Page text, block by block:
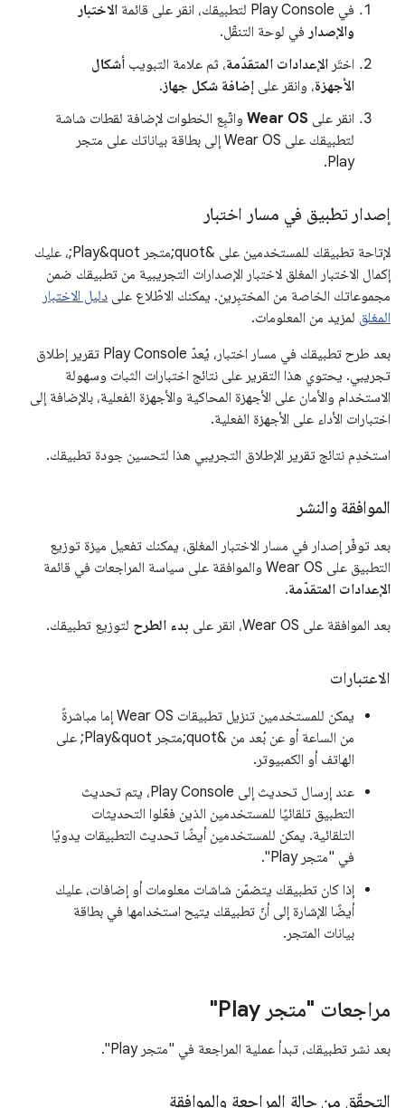
في Play Console لتطبيقك، انقر على قائمة
الاختبار
والإصدار في لوحة التنقّل.
اختَر الإعدادات المتقدّمة، ثم علامة التبويب أشكال
الأجهزة، وانقر على إضافة شكل جهاز.
انقر على Wear OS واتّبِع الخطوات لإضافة لقطات شاشة
لتطبيقك على Wear OS إلى بطاقة بياناتك على متجر
Play.
إصدار تطبيق في مسار اختبار
لإتاحة تطبيقك للمستخدمين على &quot;متجر Play&quot;، عليك
إكمال الاختبار المغلق لاختبار الإصدارات التجريبية من تطبيقك ضمن
مجموعاتك الخاصة من المختبِرين. يمكنك الاطّلاع على دليل الاختبار
المغلق لمزيد من المعلومات.
بعد طرح تطبيقك في مسار اختبار، يُعدّ Play Console تقرير إطلاق
تجريبي. يحتوي هذا التقرير على نتائج اختبارات الثبات وسهولة
الاستخدام والأمان على الأجهزة المحاكية والأجهزة الفعلية، بالإضافة إلى
اختبارات الأداء على الأجهزة الفعلية.
استخدِم نتائج تقرير الإطلاق التجريبي هذا لتحسين جودة تطبيقك.
الموافقة والنشر
بعد توفّر إصدار في مسار الاختبار المغلق، يمكنك تفعيل ميزة توزيع
التطبيق على Wear OS والموافقة على سياسة المراجعات في قائمة
الإعدادات المتقدّمة.
بعد الموافقة على Wear OS، انقر على
بدء الطرح لتوزيع تطبيقك.
الاعتبارات
يمكن للمستخدمين تنزيل تطبيقات Wear OS إما مباشرةً
من الساعة أو عن بُعد من &quot;متجر Play&quot; على
الهاتف أو الكمبيوتر.
عند إرسال تحديث إلى Play Console، يتم تحديث
التطبيق تلقائيًا للمستخدمين الذين فعّلوا التحديثات
التلقائية. يمكن للمستخدمين أيضًا تحديث التطبيقات يدويًا
في "متجر Play".
إذا كان تطبيقك يتضمّن شاشات معلومات أو إضافات، عليك
أيضًا الإشارة إلى أنّ تطبيقك يتيح استخدامها في بطاقة
بيانات المتجر.
مراجعات "متجر Play"
بعد نشر تطبيقك، تبدأ عملية المراجعة في "متجر Play".
التحقّق من حالة المراجعة والموافقة